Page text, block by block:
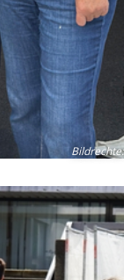
Bildrechte: